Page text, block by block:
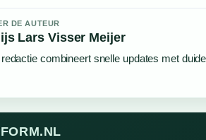
DE AUTEUR
Lars Visser Meijer
combineert snelle updates met